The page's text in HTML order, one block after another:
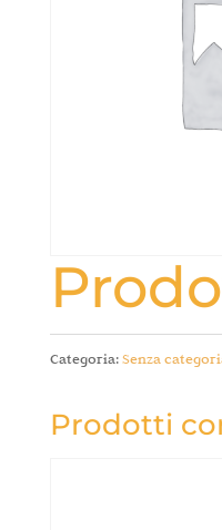
Categoria:Senza
Prodotti